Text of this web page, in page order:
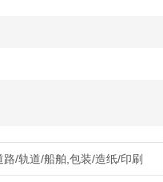
/轨道/船舶,包装/造纸/印刷